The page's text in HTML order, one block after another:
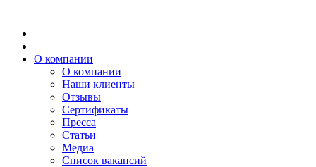
О компании
О компании
Наши клиенты
Отзывы
Сертификаты
Пресса
Статьи
Медиа
Список вакансий